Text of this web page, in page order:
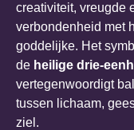
creativiteit, vreugde
verbondenheid met
goddelijke. Het
de heilige drie-
vertegenwoordigt
tussen lichaam,
ziel.